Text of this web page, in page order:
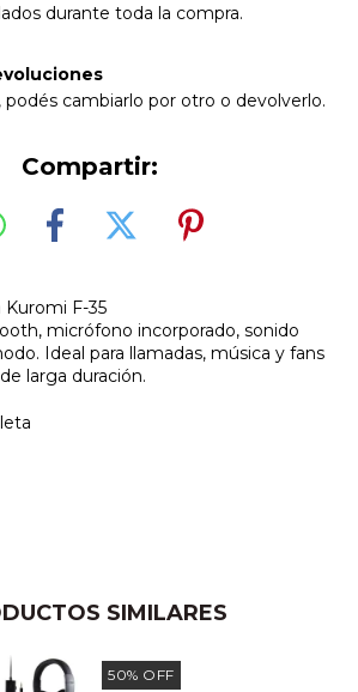
durante toda la compra.
podés cambiarlo por otro o devolverlo.
Compartir:
F-35
micrófono incorporado, sonido
Ideal para llamadas, música y fans
larga duración.
SIMILARES
50% OFF